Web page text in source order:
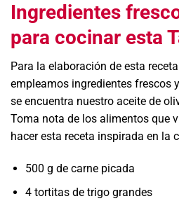
Ingredientes
para cocinar esta
Para la elaboración de esta
empleamos ingredientes frescos
se encuentra nuestro aceite de
Toma nota de los alimentos que
hacer esta receta inspirada en la
500 g de carne picada
4 tortitas de trigo grandes